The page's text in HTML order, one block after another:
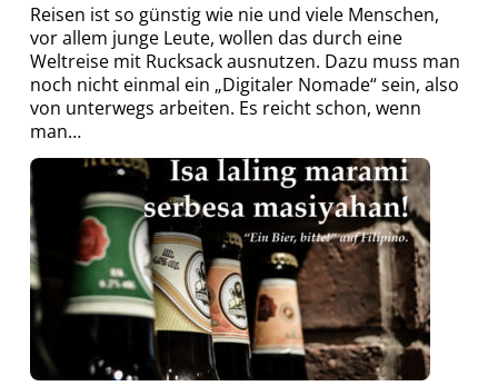
Reisen ist so günstig wie nie und viele Menschen,
vor allem junge Leute, wollen das durch eine
Weltreise mit Rucksack ausnutzen. Dazu muss man
noch nicht einmal ein „Digitaler Nomade“ sein, also
von unterwegs arbeiten. Es reicht schon, wenn
man…